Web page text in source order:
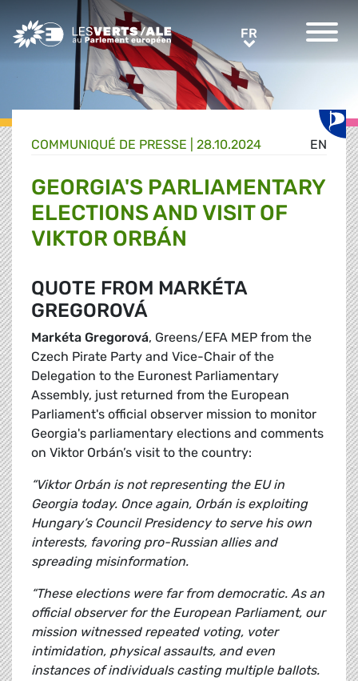
Greens/EFA Home FR
EN
COMMUNIQUÉ DE PRESSE 28.10.2024
GEORGIA'S PARLIAMENTARY
ELECTIONS AND VISIT OF
VIKTOR ORBÁN
QUOTE FROM MARKÉTA
GREGOROVÁ
Markéta Gregorová, Greens/EFA MEP from the
Czech Pirate Party and Vice-Chair of the
Delegation to the Euronest Parliamentary
Assembly, just returned from the European
Parliament's official observer mission to monitor
Georgia's parliamentary elections and comments
on Viktor Orbán’s visit to the country:
“Viktor Orbán is not representing the EU in
Georgia today. Once again, Orbán is exploiting
Hungary’s Council Presidency to serve his own
interests, favoring pro-Russian allies and
spreading misinformation.
“These elections were far from democratic. As an
official observer for the European Parliament, our
mission witnessed repeated voting, voter
intimidation, physical assaults, and even
instances of individuals casting multiple ballots.